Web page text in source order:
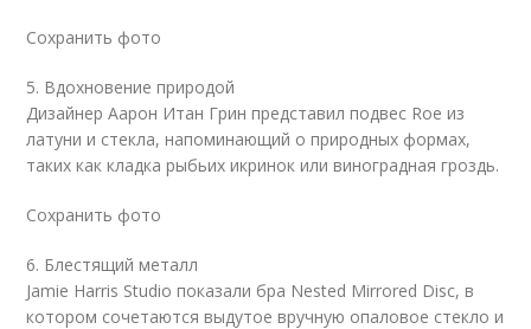
Сохранить фото
5. Вдохновение природой
Дизайнер Аарон Итан Грин представил подвес Roe из
латуни и стекла, напоминающий о природных формах,
таких как кладка рыбьих икринок или виноградная гроздь.
Сохранить фото
6. Блестящий металл
Jamie Harris Studio показали бра Nested Mirrored Disc, в
котором сочетаются выдутое вручную опаловое стекло и